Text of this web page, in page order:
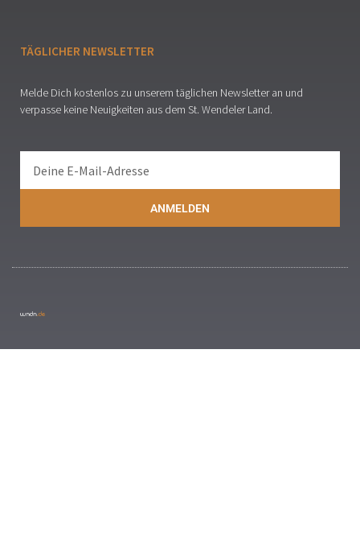
TÄGLICHER NEWSLETTER
Melde Dich kostenlos zu unserem täglichen Newsletter an und
verpasse keine Neuigkeiten aus dem St. Wendeler Land.
ANMELDEN